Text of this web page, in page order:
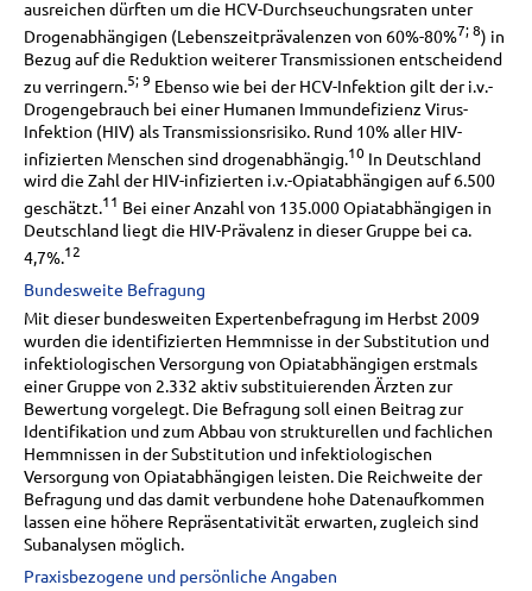
ausreichen dürften um die HCV-Durchseuchungsraten unter
Drogenabhängigen (Lebenszeitprävalenzen von 60%-80%7; 8) in
Bezug auf die Reduktion weiterer Transmissionen entscheidend
zu verringern.5; 9 Ebenso wie bei der HCV-Infektion gilt der i.v.-
Drogengebrauch bei einer Humanen Immundefizienz Virus-
Infektion (HIV) als Transmissionsrisiko. Rund 10% aller HIV-
infizierten Menschen sind drogenabhängig. 10 In Deutschland
wird die Zahl der HIV-infizierten i.v.-Opiatabhängigen auf 6.500
geschätzt.11 Bei einer Anzahl von 135.000 Opiatabhängigen in
Deutschland liegt die HIV-Prävalenz in dieser Gruppe bei ca.
4,7%.12
Bundesweite Befragung
Mit dieser bundesweiten Expertenbefragung im Herbst 2009
wurden die identifizierten Hemmnisse in der Substitution und
infektiologischen Versorgung von Opiatabhängigen erstmals
einer Gruppe von 2.332 aktiv substituierenden Ärzten zur
Bewertung vorgelegt. Die Befragung soll einen Beitrag zur
Identifikation und zum Abbau von strukturellen und fachlichen
Hemmnissen in der Substitution und infektiologischen
Versorgung von Opiatabhängigen leisten. Die Reichweite der
Befragung und das damit verbundene hohe Datenaufkommen
lassen eine höhere Repräsentativität erwarten, zugleich sind
Subanalysen möglich.
Praxisbezogene und persönliche Angaben